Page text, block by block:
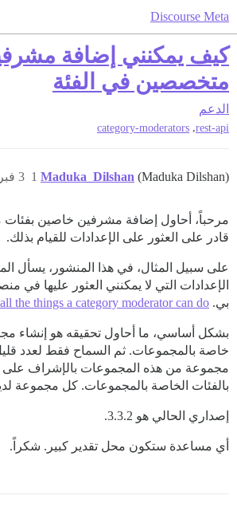
Discourse Meta
كيف يمكنني إضافة
متخصصين في الفئة
الدعم
rest-api
,
category-moderators
Maduka_Dilshan (Maduka Dilshan) 3 فبراير 2025، 12:28ص 1
مرحباً، أحاول إضافة مشرفين خاصين بفئات
قادر على العثور على الإعدادات للقيام بذلك.
على سبيل المثال، في هذا المنشور، يسأل
بي. the things a category moderator can do?
بشكل أساسي، ما أحاول تحقيقه هو إنشاء
خاصة بالمجموعات. ثم السماح فقط لعدد
مجموعة من هذه المجموعات بالإشراف على
بالفئات الخاصة بالمجموعات. كل مجموعة
إصداري الحالي هو 3.3.2.
أي مساعدة ستكون محل تقدير كبير. شكراً.